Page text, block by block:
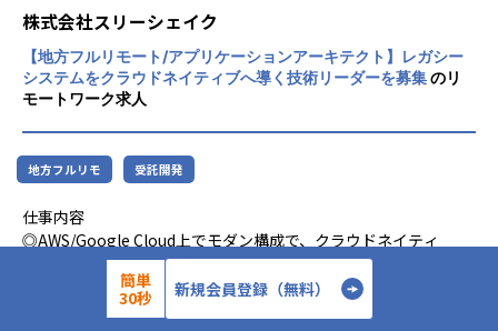
2025年度より「ソリューション開発部」を新たに設立いたし
ました。
新設されたこの部署では、「顧客課題を起点とした価値創
出」と「プロダクトの可能性を広げるための技術的チャレン
ジ」の両立を目指しています。
業界をリードする基盤を活かしながら、ソリューション開発
を推進し、私たちと共に映像の新しい可能性を切り拓いてい
■部署の今後の目標・現在の目標
ソリューション開発部では、今後の展望として個別の顧客課
題を解決するだけでなく、そこから得られた知見を汎用化し
■ポジションの魅力
・ 日本を代表する大手企業とのプロジェクト経験ができる
相対しているクライアントは売上数千億規模、数百～数千万
ユーザーを持つ、日本を代表する大手企業が中心です。
開発規模も数百万～数億円、PJ期間は数ヶ月という大規模な
プロジェクトの上流からプロジェクトに携わることができま
また、toCプロダクトに導入される金融サービスのため裾野
が広く、街中や家族、SNSなど
身近なところで利用する姿を見る面白さや達成感も得られま
株式会社スリーシェイク
【地方フルリモート/アプリケーションアーキテクト】レガシー
システムをクラウドネイティブへ導く技術リーダーを募集のリ
モートワーク求人
地方フルリモ 受託開発
仕事内容
◎AWS/Google Cloud上でモダン構成で、クラウドネイティ
ブアプリケーション開発が経験できる
◎SREのエキスパート達との協働を介したインフラ・運用視
点の習得、市場価値の高い「アーキテクト」への成長
650 〜 1,200 万円／年
簡単
30秒
新規会員登録（無料）